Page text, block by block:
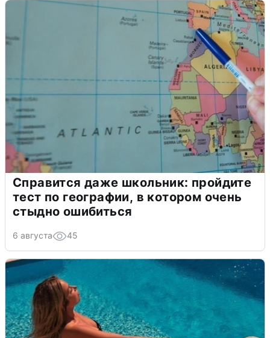
Справится даже школьник: пройдите
тест по географии, в котором очень
стыдно ошибиться
6 августа 45